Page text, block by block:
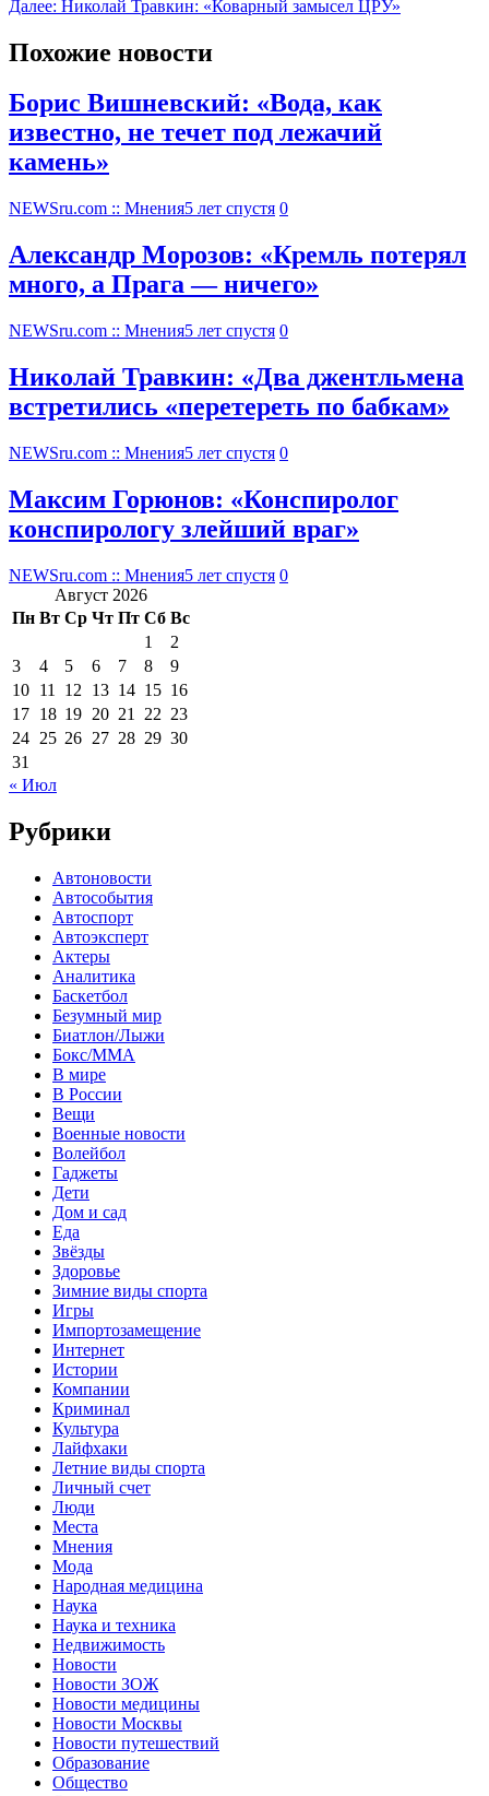
Далее: Николай Травкин: «Коварный замысел ЦРУ»
Похожие новости
Борис Вишневский: «Вода, как
известно, не течет под лежачий
камень»
NEWSru.com :: Мнения5 лет спустя 0
Александр Морозов: «Кремль потерял
много, а Прага — ничего»
NEWSru.com :: Мнения5 лет спустя 0
Николай Травкин: «Два джентльмена
встретились «перетереть по бабкам»
NEWSru.com :: Мнения5 лет спустя 0
Максим Горюнов: «Конспиролог
конспирологу злейший враг»
NEWSru.com :: Мнения5 лет спустя 0
Август 2026
Пн Вт Ср Чт Пт Сб Вс
1
2
3
4 5 6 7 8
9
10 11 12 13 14 15 16
17 18 19 20 21 22 23
24 25 26 27 28 29 30
31
« Июл
Рубрики
Автоновости
Автособытия
Автоспорт
Автоэксперт
Актеры
Аналитика
Баскетбол
Безумный мир
Биатлон/Лыжи
Бокс/MMA
В мире
В России
Вещи
Военные новости
Волейбол
Гаджеты
Дети
Дом и сад
Еда
Звёзды
Здоровье
Зимние виды спорта
Игры
Импортозамещение
Интернет
Истории
Компании
Криминал
Культура
Лайфхаки
Летние виды спорта
Личный счет
Люди
Места
Мнения
Мода
Народная медицина
Наука
Наука и техника
Недвижимость
Новости
Новости ЗОЖ
Новости медицины
Новости Москвы
Новости путешествий
Образование
Общество